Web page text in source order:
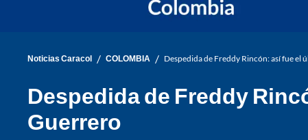
Noticias Caracol / COLOMBIA / Despedida de Freddy Rincón: así fue el
Despedida de Freddy
Guerrero